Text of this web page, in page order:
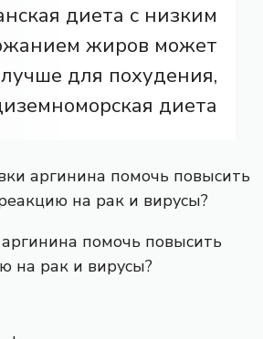
диета с низким
жиров может
для похудения,
диета
помочь повысить
на рак и вирусы?